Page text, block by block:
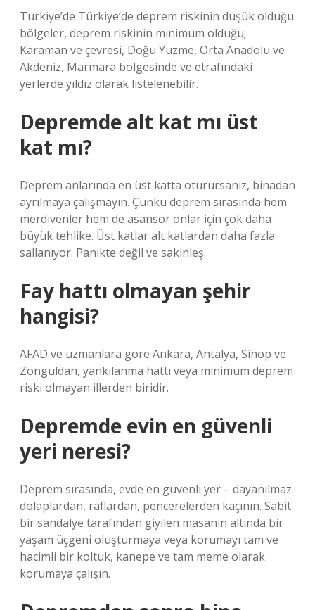
Türkiye’de Türkiye’de deprem riskinin düşük olduğu
bölgeler, deprem riskinin minimum olduğu;
Karaman ve çevresi, Doğu Yüzme, Orta Anadolu ve
Akdeniz, Marmara bölgesinde ve etrafındaki
yerlerde yıldız olarak listelenebilir.
Depremde alt kat mı üst
kat mı?
Deprem anlarında en üst katta oturursanız, binadan
ayrılmaya çalışmayın. Çünkü deprem sırasında hem
merdivenler hem de asansör onlar için çok daha
büyük tehlike. Üst katlar alt katlardan daha fazla
sallanıyor. Panikte değil ve sakinleş.
Fay hattı olmayan şehir
hangisi?
AFAD ve uzmanlara göre Ankara, Antalya, Sinop ve
Zonguldan, yankılanma hattı veya minimum deprem
riski olmayan illerden biridir.
Depremde evin en güvenli
yeri neresi?
Deprem sırasında, evde en güvenli yer – dayanılmaz
dolaplardan, raflardan, pencerelerden kaçının. Sabit
bir sandalye tarafından giyilen masanın altında bir
yaşam üçgeni oluşturmaya veya korumayı tam ve
hacimli bir koltuk, kanepe ve tam meme olarak
korumaya çalışın.